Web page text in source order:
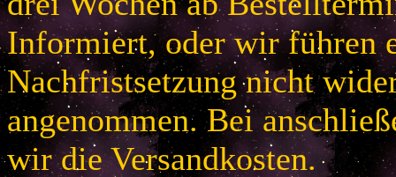
Informiert, oder wir führen
Nachfristsetzung nicht
angenommen. Bei
wir die Versandkosten.